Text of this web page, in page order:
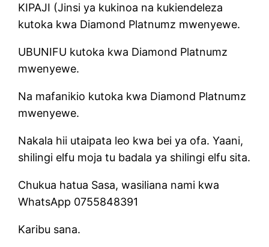
KIPAJI (Jinsi ya kukinoa na kukiendeleza
kutoka kwa Diamond Platnumz mwenyewe.
UBUNIFU kutoka kwa Diamond Platnumz
mwenyewe.
Na mafanikio kutoka kwa Diamond Platnumz
mwenyewe.
Nakala hii utaipata leo kwa bei ya ofa. Yaani,
shilingi elfu moja tu badala ya shilingi elfu sita.
Chukua hatua Sasa, wasiliana nami kwa
WhatsApp 0755848391
Karibu sana.